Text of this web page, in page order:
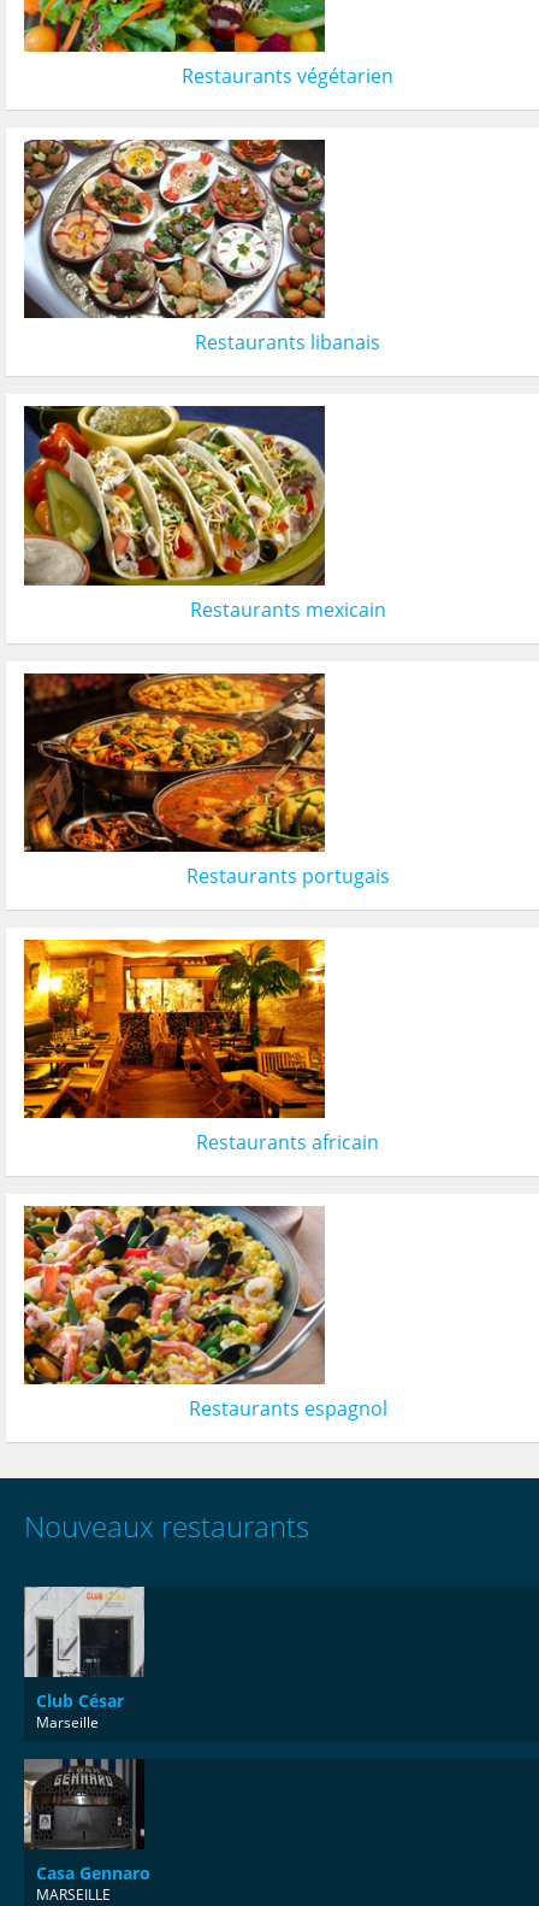
Restaurants végétarien
Restaurants libanais
Restaurants mexicain
Restaurants portugais
Restaurants africain
Restaurants espagnol
Nouveaux restaurants
Club César
Marseille
Casa Gennaro
MARSEILLE